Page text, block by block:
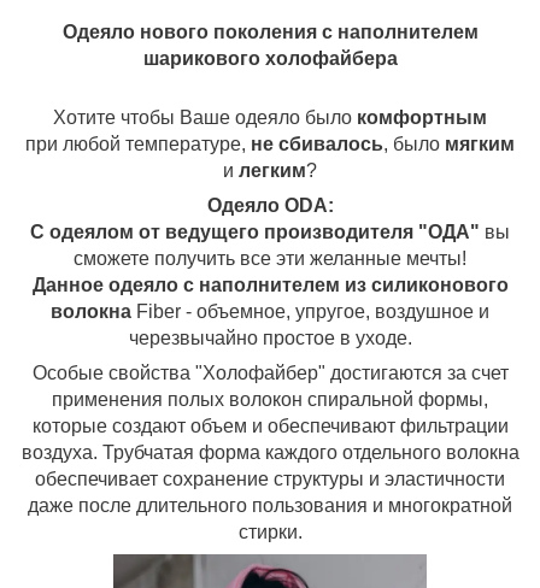
Одеяло нового поколения с наполнителем
шарикового холофайбера
Хотите чтобы Ваше одеяло было комфортным
при любой температуре, не сбивалось, было мягким
и легким?
Одеяло ОDA:
С одеялом от ведущего производителя "ОДА" вы
сможете получить все эти желанные мечты!
Данное одеяло с наполнителем из силиконового
волокна Fiber - объемное, упругое, воздушное и
черезвычайно простое в уходе.
Особые свойства "Холофайбер" достигаются за счет
применения полых волокон спиральной формы,
которые создают объем и обеспечивают фильтрации
воздуха. Трубчатая форма каждого отдельного волокна
обеспечивает сохранение структуры и эластичности
даже после длительного пользования и многократной
стирки.